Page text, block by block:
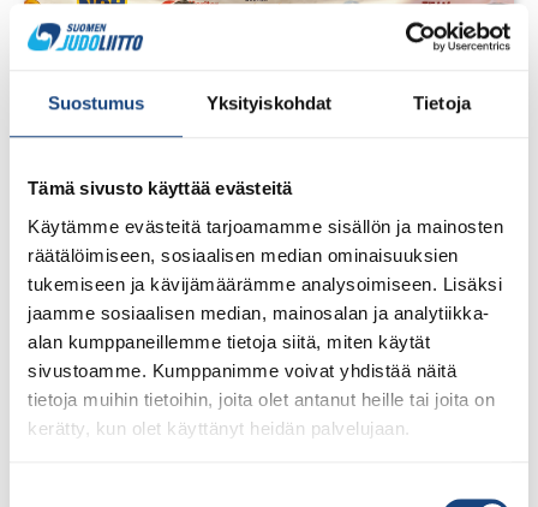
Suostumus Yksityiskohdat Tietoja
Tämä sivusto käyttää evästeitä
Käytämme evästeitä tarjoamamme sisällön ja mainosten
räätälöimiseen, sosiaalisen median ominaisuuksien
tukemiseen ja kävijämäärämme analysoimiseen. Lisäksi
jaamme sosiaalisen median, mainosalan ja analytiikka-
alan kumppaneillemme tietoja siitä, miten käytät
sivustoamme. Kumppanimme voivat yhdistää näitä
tietoja muihin tietoihin, joita olet antanut heille tai joita on
kerätty, kun olet käyttänyt heidän palvelujaan.
Tuomariraportti Swedish A-Judo/VI
Open 2026, 14.-17.5.2026,
Lindesberg, Ruotsi